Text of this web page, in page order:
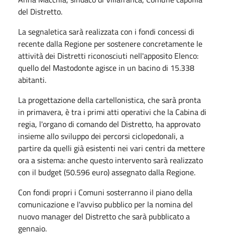
del Distretto.
La segnaletica sarà realizzata con i fondi concessi di
recente dalla Regione per sostenere concretamente le
attività dei Distretti riconosciuti nell'apposito Elenco:
quello del Mastodonte agisce in un bacino di 15.338
abitanti.
La progettazione della cartellonistica, che sarà pronta
in primavera, è tra i primi atti operativi che la Cabina di
regia, l'organo di comando del Distretto, ha approvato
insieme allo sviluppo dei percorsi ciclopedonali, a
partire da quelli già esistenti nei vari centri da mettere
ora a sistema: anche questo intervento sarà realizzato
con il budget (50.596 euro) assegnato dalla Regione.
Con fondi propri i Comuni sosterranno il piano della
comunicazione e l'avviso pubblico per la nomina del
nuovo manager del Distretto che sarà pubblicato a
gennaio.